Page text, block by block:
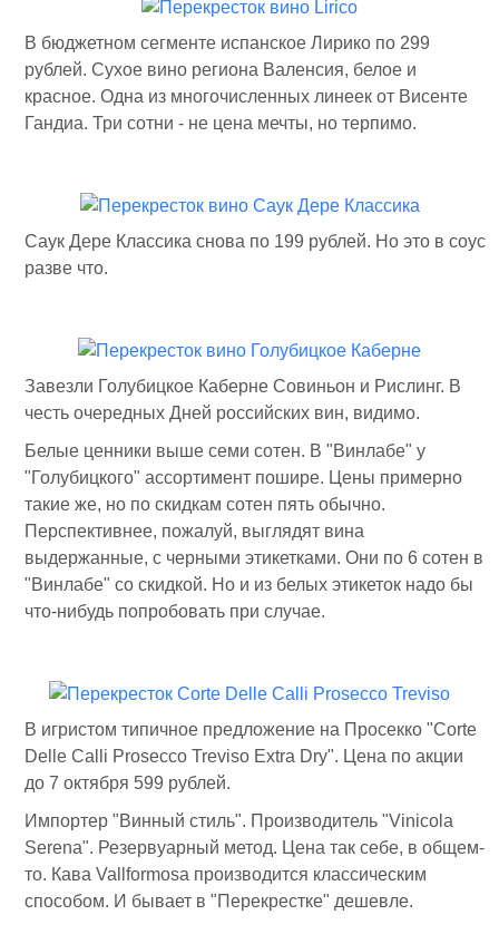
В бюджетном сегменте испанское Лирико по 299
рублей. Сухое вино региона Валенсия, белое и
красное. Одна из многочисленных линеек от Висенте
Гандиа. Три сотни - не цена мечты, но терпимо.
Саук Дере Классика снова по 199 рублей. Но это в соус
разве что.
Завезли Голубицкое Каберне Совиньон и Рислинг. В
честь очередных Дней российских вин, видимо.
Белые ценники выше семи сотен. В "Винлабе" у
"Голубицкого" ассортимент пошире. Цены примерно
такие же, но по скидкам сотен пять обычно.
Перспективнее, пожалуй, выглядят вина
выдержанные, с черными этикетками. Они по 6 сотен в
"Винлабе" со скидкой. Но и из белых этикеток надо бы
что-нибудь попробовать при случае.
В игристом типичное предложение на Просекко "Corte
Delle Calli Prosecco Treviso Extra Dry". Цена по акции
до 7 октября 599 рублей.
Импортер "Винный стиль". Производитель "Vinicola
Serena". Резервуарный метод. Цена так себе, в общем-
то. Кава Vallformosa производится классическим
способом. И бывает в "Перекрестке" дешевле.